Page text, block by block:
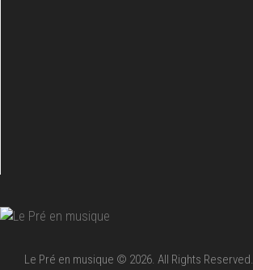
Le Pré en musique © 2026. All Rights Reserved.